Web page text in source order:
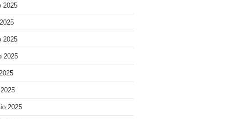
2025
2025
2025
2025